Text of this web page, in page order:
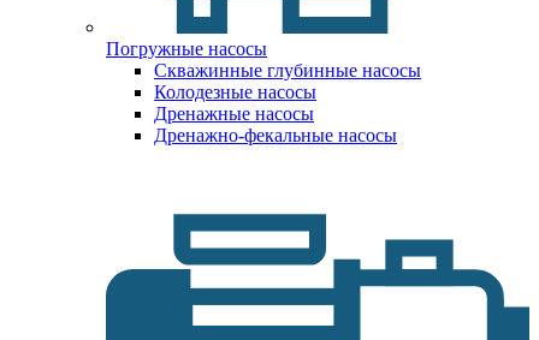
Погружные насосы
Скважинные глубинные насосы
Колодезные насосы
Дренажные насосы
Дренажно-фекальные насосы